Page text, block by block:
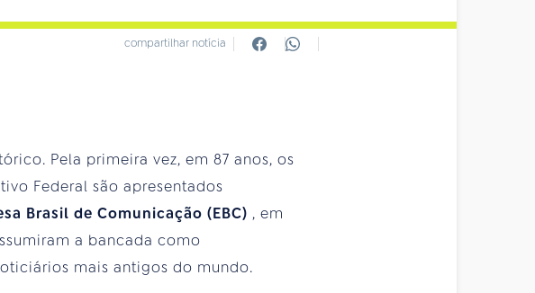
compartilhar notícia
Pela primeira vez, em 87 anos, os
Federal são apresentados
Brasil de Comunicação (EBC) , em
a bancada como
mais antigos do mundo.